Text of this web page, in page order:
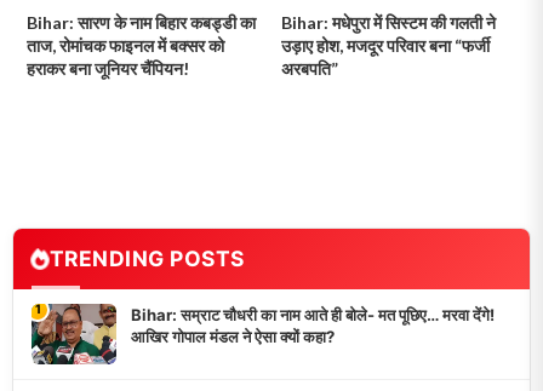
Bihar: सारण के नाम बिहार कबड्डी का
ताज, रोमांचक फाइनल में बक्सर को
हराकर बना जूनियर चैंपियन!
Bihar: मधेपुरा में सिस्टम की गलती ने
उड़ाए होश, मजदूर परिवार बना “फर्जी
अरबपति”
TRENDING POSTS
1
Bihar: सम्राट चौधरी का नाम आते ही बोले- मत पूछिए… मरवा देंगे!
आखिर गोपाल मंडल ने ऐसा क्यों कहा?